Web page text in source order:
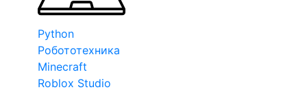
Python
Робототехника
Minecraft
Roblox Studio